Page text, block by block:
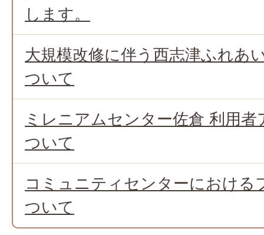
します。
大規模改修に伴う西志津ふれあ
ついて
ミレニアムセンター佐倉 利用
ついて
コミュニティセンターにおける
ついて